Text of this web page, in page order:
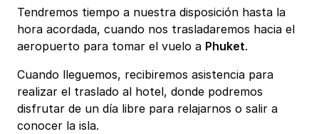
Tendremos tiempo a nuestra disposición hasta la
hora acordada, cuando nos trasladaremos hacia el
aeropuerto para tomar el vuelo a Phuket.
Cuando lleguemos, recibiremos asistencia para
realizar el traslado al hotel, donde podremos
disfrutar de un día libre para relajarnos o salir a
conocer la isla.